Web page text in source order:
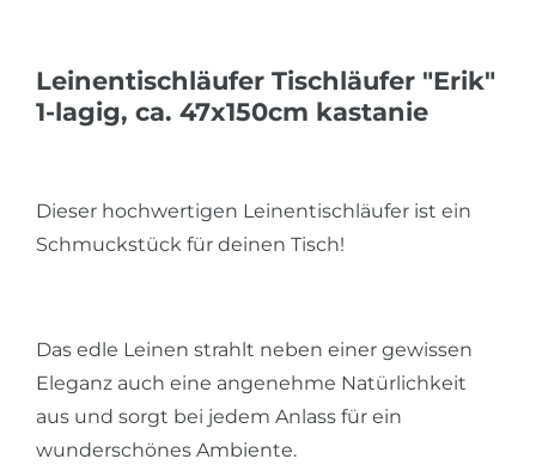
Leinentischläufer Tischläufer "Erik"
1-lagig, ca. 47x150cm kastanie
Dieser hochwertigen Leinentischläufer ist ein
Schmuckstück für deinen Tisch!
Das edle Leinen strahlt neben einer gewissen
Eleganz auch eine angenehme Natürlichkeit
aus und sorgt bei jedem Anlass für ein
wunderschönes Ambiente.